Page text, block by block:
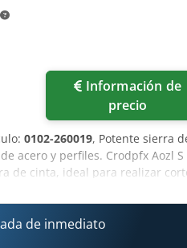
precio
0102-260019, Potente sierra
acero y perfiles. Crodpfx Aozl S
de cinta, ideal para realizar
vigas. Gracias a su resistente
su preciso sistema de guía de
su uso eficiente en el sector del
de acero y en la producción
de inmediato